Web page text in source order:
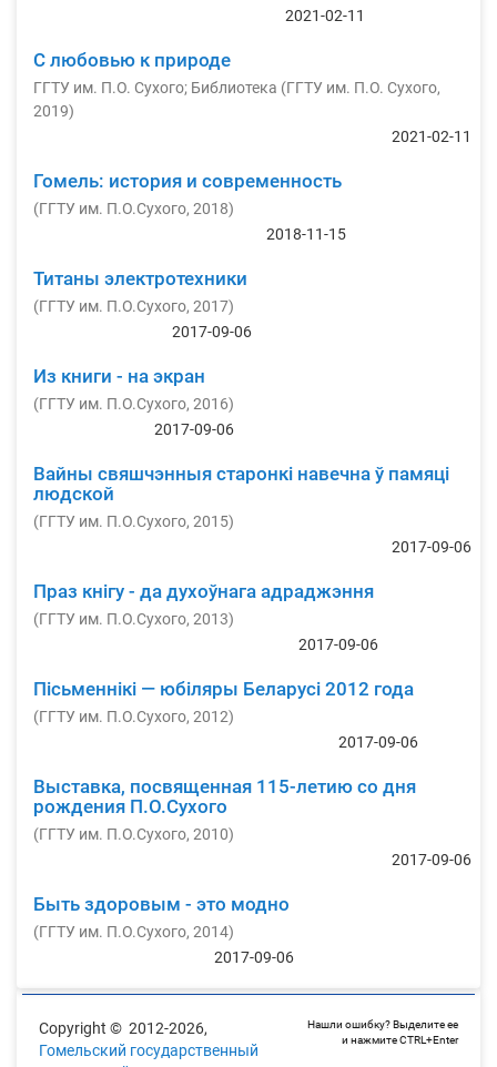
2021-02-11
С любовью к природе
ГГТУ им. П.О. Сухого; Библиотека (ГГТУ им. П.О. Сухого,
2019)
2021-02-11
Гомель: история и современность
(ГГТУ им. П.О.Сухого, 2018)
2018-11-15
Титаны электротехники
(ГГТУ им. П.О.Сухого, 2017)
2017-09-06
Из книги - на экран
(ГГТУ им. П.О.Сухого, 2016)
2017-09-06
Вайны свяшчэнныя старонкі навечна ў памяці
людской
(ГГТУ им. П.О.Сухого, 2015)
2017-09-06
Праз кнігу - да духоўнага адраджэння
(ГГТУ им. П.О.Сухого, 2013)
2017-09-06
Пісьменнікі — юбіляры Беларусі 2012 года
(ГГТУ им. П.О.Сухого, 2012)
2017-09-06
Выставка, посвященная 115-летию со дня
рождения П.О.Сухого
(ГГТУ им. П.О.Сухого, 2010)
2017-09-06
Быть здоровым - это модно
(ГГТУ им. П.О.Сухого, 2014)
2017-09-06
Copyright © 2012-2026,
Гомельский государственный
Нашли ошибку? Выделите ее
и нажмите CTRL+Enter